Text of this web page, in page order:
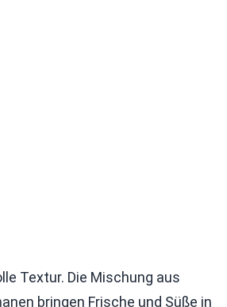
Textur. Die Mischung aus
bringen Frische und Süße in